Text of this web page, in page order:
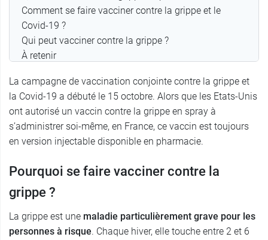
Comment se faire vacciner contre la grippe et le
Covid-19 ?
Qui peut vacciner contre la grippe ?
À retenir
La campagne de vaccination conjointe contre la grippe et
la Covid-19 a débuté le 15 octobre. Alors que les Etats-Unis
ont autorisé un vaccin contre la grippe en spray à
s’administrer soi-même, en France, ce vaccin est toujours
en version injectable disponible en pharmacie.
Pourquoi se faire vacciner contre la
grippe ?
La grippe est une maladie particulièrement grave pour les
personnes à risque. Chaque hiver, elle touche entre 2 et 6